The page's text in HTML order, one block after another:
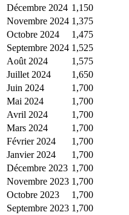
Décembre 2024 1,150
Novembre 2024 1,375
Octobre 2024
1,475
Septembre 2024 1,525
Août 2024
1,575
Juillet 2024
1,650
Juin 2024
1,700
Mai 2024
1,700
Avril 2024
1,700
Mars 2024
1,700
Février 2024
1,700
Janvier 2024
1,700
Décembre 2023 1,700
Novembre 2023 1,700
Octobre 2023
1,700
Septembre 2023 1,700